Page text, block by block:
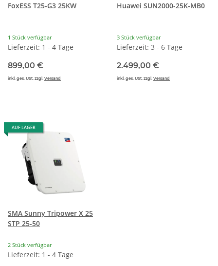
FoxESS T25-G3 25KW
1 Stück verfügbar
Lieferzeit: 1 - 4 Tage
899,00 €
inkl. ges. USt. zzgl. Versand
Huawei SUN2000-25K-MB0
3 Stück verfügbar
Lieferzeit: 3 - 6 Tage
2.499,00 €
inkl. ges. USt. zzgl. Versand
AUF LAGER
SMA Sunny Tripower X 25
STP 25-50
2 Stück verfügbar
Lieferzeit: 1 - 4 Tage